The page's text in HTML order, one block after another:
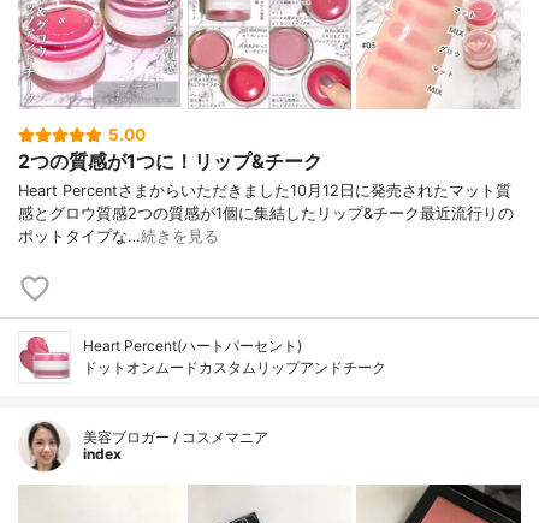
5.00
2つの質感が1つに！リップ&チーク
Heart Percentさまからいただきました10月12日に発売されたマット質
感とグロウ質感2つの質感が1個に集結したリップ&チーク最近流行りの
ポットタイプな…続きを見る
Heart Percent(ハートパーセント)
ドットオンムードカスタムリップアンドチーク
美容ブロガー / コスメマニア
index